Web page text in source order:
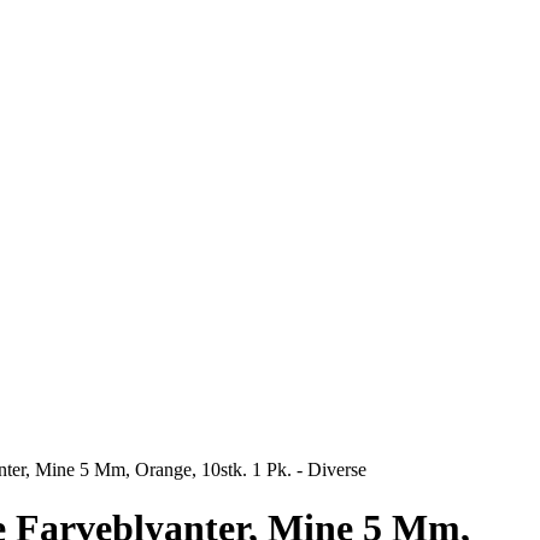
Mine 5 Mm, Orange, 10stk. 1 Pk. - Diverse
Farveblyanter, Mine 5 Mm,